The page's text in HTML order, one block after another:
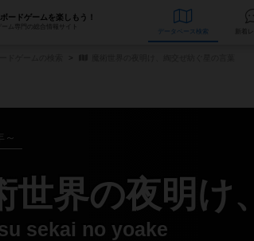
ードゲームを楽しもう！
ーム専門の総合情報サイト
データベース
～
世界の夜明け
sekai no yoake